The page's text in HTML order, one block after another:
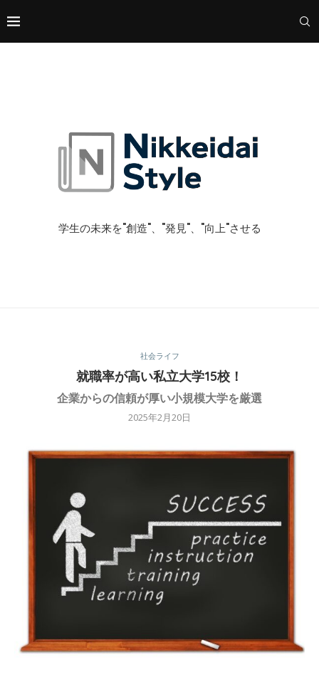
学生の未来を"創造"、"発見"、"向上"させる
社会ライフ
就職率が高い私立大学15校！
企業からの信頼が厚い小規模大学を厳選
2025年2月20日